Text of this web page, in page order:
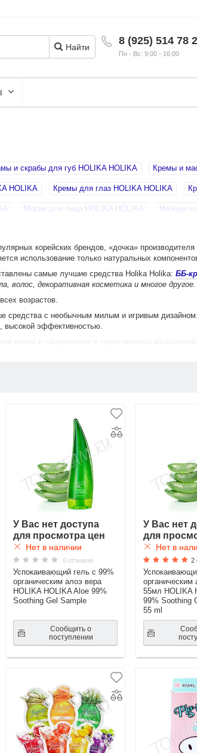
8 (925) 514 78
Пн - Вс: 9:00 - 16:00
Найти
и скрабы для губ HOLIKA HOLIKA Кремы и
HOLIKA Кремы для глаз HOLIKA HOLIKA
Маски для лица HOLIKA HOLIKA Наборы
для волос HOLIKA HOLIKA Сыворотки для
Шампуни для волос HOLIKA HOLIKA
корейских брендов, «дочка»
использование только натуральных
самые лучшие средства Holika Holika:ББ-
волос, декоративная косметика и многое другое.
возрастов.
средства с необычным милым и игривым
эффективностью.
сохранить красоту и молодость на долгие годы.
Topcream.ru можно купить косметику Holika
У Вас нет доступа
для просмотра цен
Нет в наличии
0 отзывов
Успокаивающий гель с 99%
органическим алоэ вера
HOLIKA HOLIKA Aloe 99%
Soothing Gel Sample
Сообщить о
поступлении
У Вас нет
для
Нет в
2
органическим
55мл HOLIKA
99% Soothing
55 ml